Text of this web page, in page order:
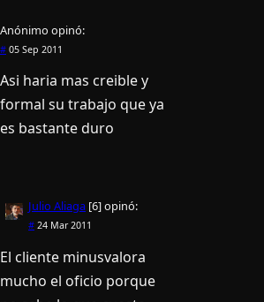
Anónimo opinó:
# 05 Sep 2011
Asi haria mas creible y
formal su trabajo que ya
es bastante duro
Julio Aliaga [6]opinó:
# 24 Mar 2011
El cliente minusvalora
mucho el oficio porque